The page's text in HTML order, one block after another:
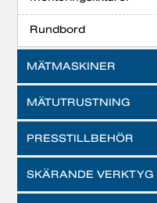
Rundbord
MÄTMASKINER
MÄTUTRUSTNING
PRESSTILLBEHÖR
SKÄRANDE VERKTYG